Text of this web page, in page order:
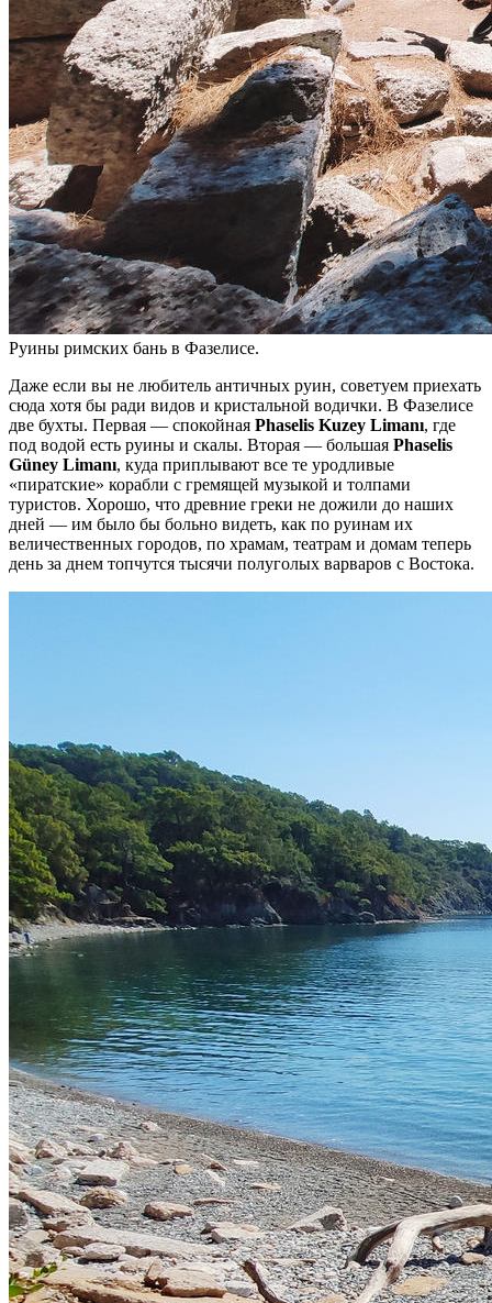
Руины римских бань в Фазелисе.
Даже если вы не любитель античных руин, советуем приехать
сюда хотя бы ради видов и кристальной водички. В Фазелисе
две бухты. Первая — спокойная Phaselis Kuzey Limanı, где
под водой есть руины и скалы. Вторая — большая Phaselis
Güney Limanı, куда приплывают все те уродливые
«пиратские» корабли с гремящей музыкой и толпами
туристов. Хорошо, что древние греки не дожили до наших
дней — им было бы больно видеть, как по руинам их
величественных городов, по храмам, театрам и домам теперь
день за днем топчутся тысячи полуголых варваров с Востока.